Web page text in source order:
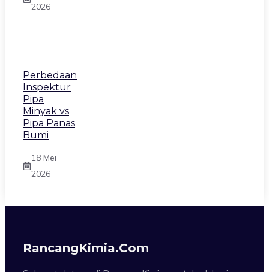
2026
Perbedaan
Inspektur
Pipa
Minyak vs
Pipa Panas
Bumi
18 Mei
2026
RancangKimia.com